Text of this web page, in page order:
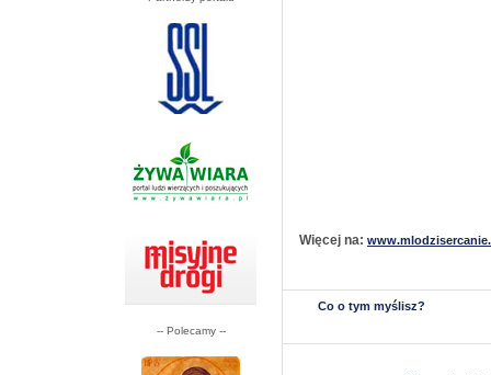
-- Polecamy --
Więcej na:
Co o tym myślisz?